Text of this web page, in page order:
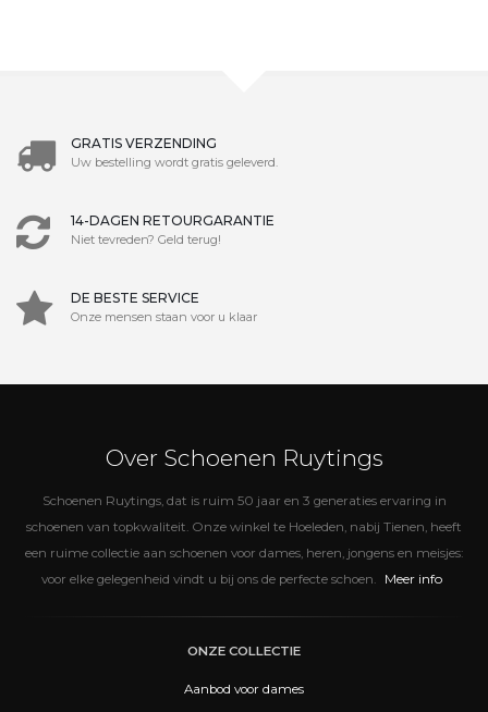
GRATIS VERZENDING
Uw bestelling wordt gratis geleverd.
14-DAGEN RETOURGARANTIE
Niet tevreden? Geld terug!
DE BESTE SERVICE
Onze mensen staan voor u klaar
Over Schoenen Ruytings
Schoenen Ruytings, dat is ruim 50 jaar en 3 generaties ervaring in
schoenen van topkwaliteit. Onze winkel te Hoeleden, nabij Tienen, heeft
een ruime collectie aan schoenen voor dames, heren, jongens en meisjes:
voor elke gelegenheid vindt u bij ons de perfecte schoen.
Meer info
ONZE COLLECTIE
Aanbod voor dames